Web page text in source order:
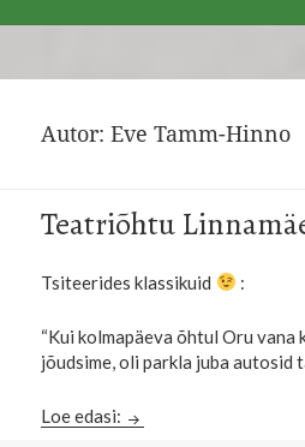
Autor:Eve Tamm-Hinno
Teatriõhtu
Tsiteerides klassikuid :
“Kui kolmapäeva õhtul Oru vana
jõudsime, oli parkla juba autosid
Loe edasi: Teatriõhtu Linnamäel